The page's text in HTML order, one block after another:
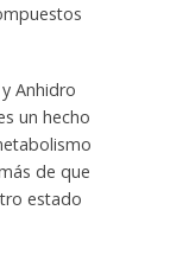
Anhidro
un hecho
de que
estado